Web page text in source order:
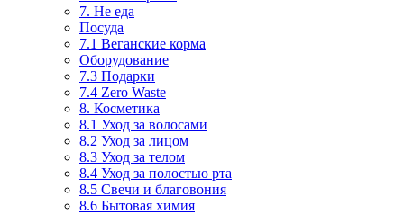
7. Не еда
Посуда
7.1 Веганские корма
Оборудование
7.3 Подарки
7.4 Zero Waste
8. Косметика
8.1 Уход за волосами
8.2 Уход за лицом
8.3 Уход за телом
8.4 Уход за полостью рта
8.5 Свечи и благовония
8.6 Бытовая химия